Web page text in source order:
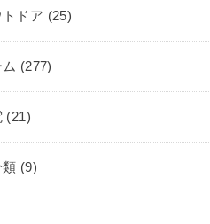
トドア (25)
(277)
(21)
類 (9)